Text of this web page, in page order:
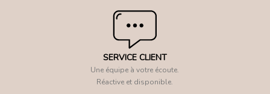
SERVICE CLIENT
Une équipe à votre écoute.
Réactive et disponible.